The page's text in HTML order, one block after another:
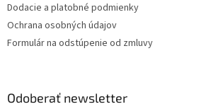
Dodacie a platobné podmienky
Ochrana osobných údajov
Formulár na odstúpenie od zmluvy
Odoberať newsletter